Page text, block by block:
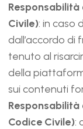
Responsabilità
Civile): in caso
dall’accordo di
tenuto al
della
sui contenuti
Codice Civile):